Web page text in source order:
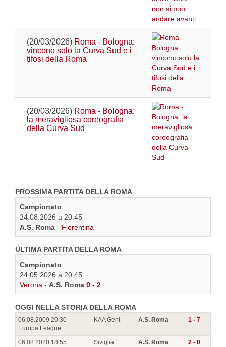
(20/03/2026) Roma - Bologna:
vincono solo la Curva Sud e i
tifosi della Roma
(20/03/2026) Roma - Bologna:
la meravigliosa coreografia
della Curva Sud
PROSSIMA PARTITA DELLA ROMA
Campionato
24.08.2026 a 20:45
A.S. Roma - Fiorentina
ULTIMA PARTITA DELLA ROMA
Campionato
24.05.2026 a 20:45
Verona - A.S. Roma 0 - 2
OGGI NELLA STORIA DELLA ROMA
06.08.2009 20:30
Europa League
KAA Gent A.S. Roma 1 - 7
06.08.2020 18:55
Siviglia A.S. Roma 2 - 0